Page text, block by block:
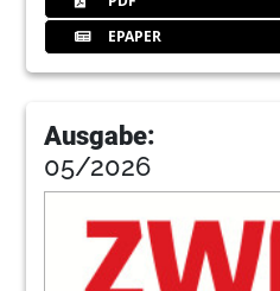
90Ternehmensnac
96News
Degussak
EPAPER
Ausgabe:
05/2026